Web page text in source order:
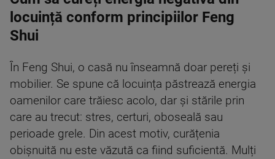
locuință conform principiilor Feng
Shui
În Feng Shui, o casă nu înseamnă doar pereți și
mobilier. Se spune că locuința păstrează energia
oamenilor care trăiesc acolo, dar și stările prin
care au trecut: stres, certuri, oboseală sau
perioade grele. Din acest motiv, curățenia
obișnuită nu este văzută ca fiind suficientă. Mulți